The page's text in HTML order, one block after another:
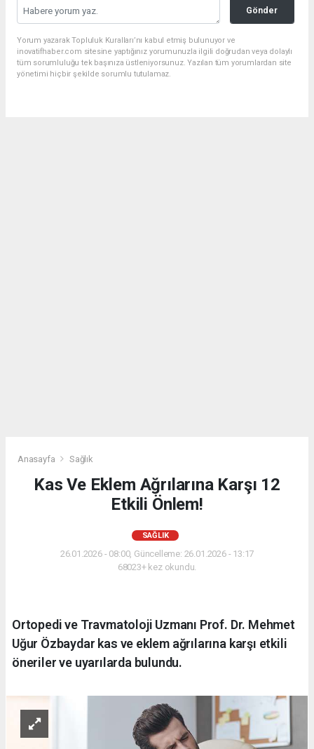
Gönder
Yorum yazarak Topluluk Kuralları’nı kabul etmiş bulunuyor ve
inovatifhaber.com sitesine yaptığınız yorumunuzla ilgili doğrudan veya dolaylı
tüm sorumluluğu tek başınıza üstleniyorsunuz. Yazılan tüm yorumlardan site
yönetimi hiçbir şekilde sorumlu tutulamaz.
Anasayfa Sağlık
Kas Ve Eklem Ağrılarına Karşı 12
Etkili Önlem!
SAĞLIK
26.01.2026 - 08:00, Güncelleme: 26.01.2026 - 13:17
68023+ kez okundu.
Ortopedi ve Travmatoloji Uzmanı Prof. Dr. Mehmet
Uğur Özbaydar kas ve eklem ağrılarına karşı etkili
öneriler ve uyarılarda bulundu.